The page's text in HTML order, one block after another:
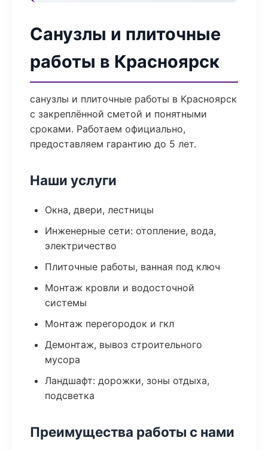
Санузлы и плиточные
работы в Красноярск
санузлы и плиточные работы в Красноярск
с закреплённой сметой и понятными
сроками. Работаем официально,
предоставляем гарантию до 5 лет.
Наши услуги
Окна, двери, лестницы
Инженерные сети: отопление, вода,
электричество
Плиточные работы, ванная под ключ
Монтаж кровли и водосточной
системы
Монтаж перегородок и гкл
Демонтаж, вывоз строительного
мусора
Ландшафт: дорожки, зоны отдыха,
подсветка
Преимущества работы с нами